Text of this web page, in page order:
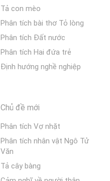
Tả con mèo
Phân tích bài thơ Tỏ lòng
Phân tích Đất nước
Phân tích Hai đứa trẻ
Định hướng nghề nghiệp
Chủ đề mới
Phân tích Vợ nhặt
Phân tích nhân vật Ngô Tử
Văn
Tả cây bàng